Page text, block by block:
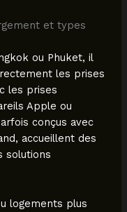
et types
ou Phuket, il
les prises
les prises
Apple ou
conçus avec
accueillent des
solutions
logements plus